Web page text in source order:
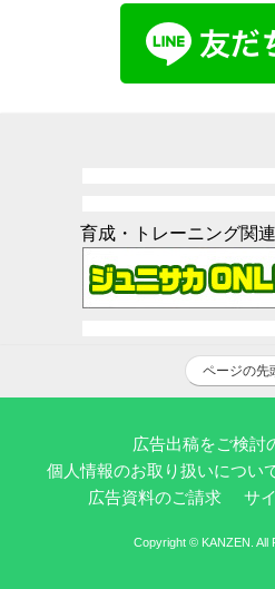
育成・トレーニング関
ページの先
広告出稿をご検討
個人情報のお取り扱いについ
広告資料のご請求
サ
Copyright © KANZEN. All